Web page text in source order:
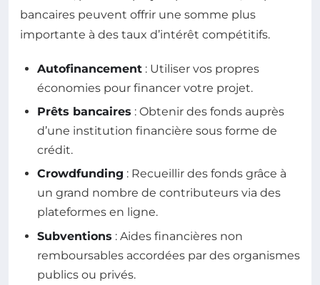
bancaires peuvent offrir une somme plus
importante à des taux d’intérêt compétitifs.
Autofinancement : Utiliser vos propres
économies pour financer votre projet.
Prêts bancaires : Obtenir des fonds auprès
d’une institution financière sous forme de
crédit.
Crowdfunding : Recueillir des fonds grâce à
un grand nombre de contributeurs via des
plateformes en ligne.
Subventions : Aides financières non
remboursables accordées par des organismes
publics ou privés.